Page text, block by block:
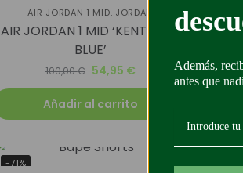
AIR JORDAN 1 MID, JORDAN
AIR JORDAN 1 MID ‘KENTUCKY
BLUE’
100,00€ 54,95 €
Añadir al carrito
-71%
Además,
antes que